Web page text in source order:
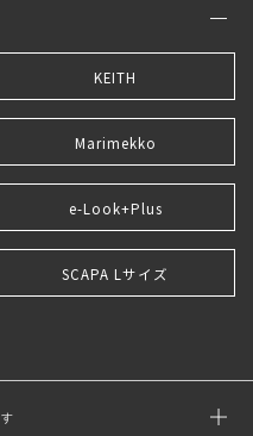
KEITH
Marimekko
e-Look+Plus
SCAPA Lサイズ